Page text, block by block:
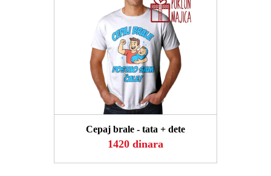
POGLEDAJ
Cepaj brale - tata + dete
1420 dinara